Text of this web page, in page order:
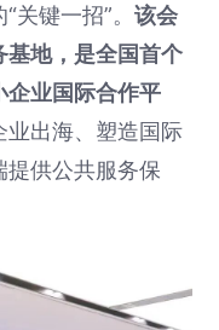
关键一招”。该会
基地，是全国首个
企业国际合作平
业出海、塑造国际
提供公共服务保